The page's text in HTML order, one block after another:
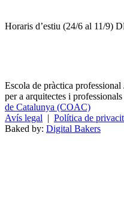
Horaris d’estiu (24/6 al 11/9)
Escola de pràctica
per a arquitectes i
de Catalunya (COAC)
Avís legal | Política de
Baked by: Digital Bakers